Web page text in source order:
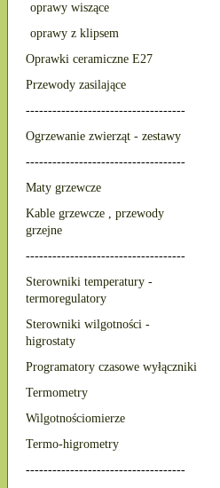
oprawy wiszące
oprawy z klipsem
Oprawki ceramiczne E27
Przewody zasilające
------------------------------------
Ogrzewanie zwierząt - zestawy
------------------------------------
Maty grzewcze
Kable grzewcze , przewody
grzejne
------------------------------------
Sterowniki temperatury -
termoregulatory
Sterowniki wilgotności -
higrostaty
Programatory czasowe wyłączniki
Termometry
Wilgotnościomierze
Termo-higrometry
------------------------------------